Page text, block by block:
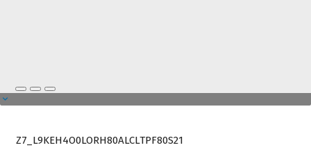
Z7_L9KEH4O0LORH80ALCLTPF80S21